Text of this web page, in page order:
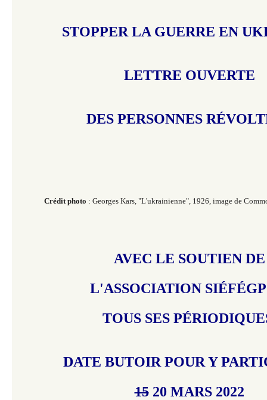
STOPPER LA GUERRE EN
LETTRE OUVERTE
DES PERSONNES
Crédit photo : Georges Kars, "L'ukrainienne", 1926, image de
AVEC LE SOUTIEN DE
L'ASSOCIATION
TOUS SES
DATE BUTOIR POUR Y
1520 MARS 2022